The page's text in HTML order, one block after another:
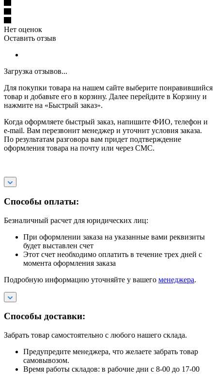
Нет оценок
Оставить отзыв
Загрузка отзывов...
Для покупки товара на нашем сайте выберите понравившийся
товар и добавьте его в корзину. Далее перейдите в Корзину и
нажмите на «Быстрый заказ».
Когда оформляете быстрый заказ, напишите ФИО, телефон и
e-mail. Вам перезвонит менеджер и уточнит условия заказа.
По результатам разговора вам придет подтверждение
оформления товара на почту или через СМС.
Способы оплаты:
Безналичный расчет для юридических лиц:
При оформлении заказа на указанные вами реквизиты
будет выставлен счет
Этот счет необходимо оплатить в течение трех дней с
момента оформления заказа
Подробную информацию уточняйте у вашего менеджера.
Способы доставки:
Забрать товар самостоятельно с любого нашего склада.
Предупредите менеджера, что желаете забрать товар
самовывозом.
Время работы складов: в рабочие дни с 8-00 до 17-00